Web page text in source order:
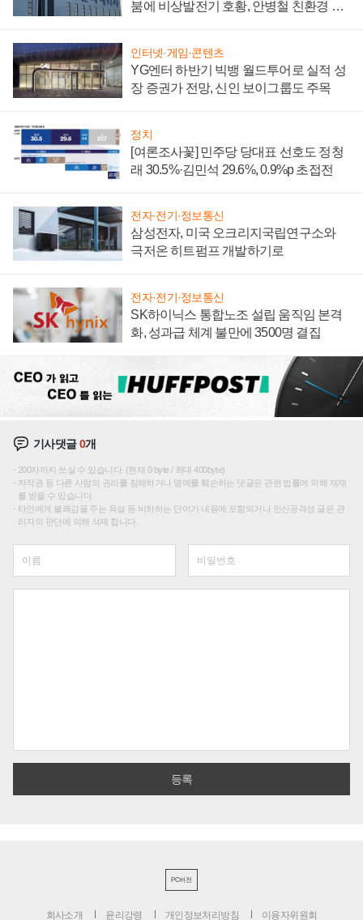
붐에 비상발전기 호황, 안병철 친환경 에
인터넷·게임·콘텐츠
YG엔터 하반기 빅뱅 월드투어로 실적 성
장 증권가 전망, 신인 보이그룹도 주목
정치
[여론조사꽃] 민주당 당대표 선호도 정청
래 30.5%·김민석 29.6%, 0.9%p 초접전
전자·전기·정보통신
삼성전자, 미국 오크리지국립연구소와
극저온 히트펌프 개발하기로
전자·전기·정보통신
SK하이닉스 통합노조 설립 움직임 본격
화, 성과급 체계 불만에 3500명 결집
기사댓글0개
200자까지 쓰실 수 있습니다. (현재 0 byte / 최대 400byte)
저작권 등 다른 사람의 권리를 침해하거나 명예를 훼손하는 댓글은 관련 법률에 의해 제재
를 받을 수 있습니다.
타인에게 불쾌감을 주는 욕설 등 비하하는 단어가 내용에 포함되거나 인신공격성 글은 관
리자의 판단에 의해 삭제 합니다.
PC버전
회사소개 윤리강령 개인정보처리방침 이용자위원회